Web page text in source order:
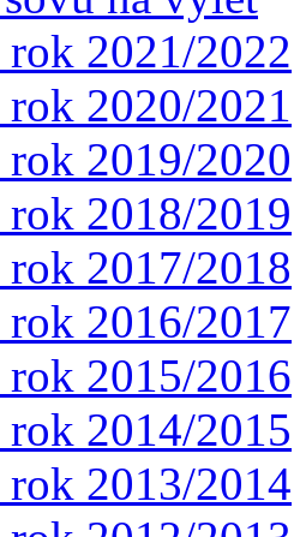
2021/2022
2020/2021
2019/2020
2018/2019
2017/2018
2016/2017
2015/2016
2014/2015
2013/2014